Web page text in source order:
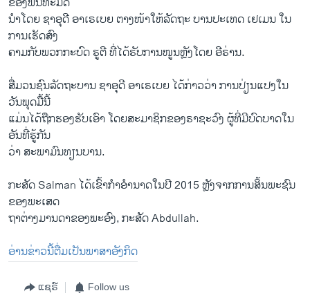
ນຳໂດຍ ຊາອຸດີ ອາເຣເບຍ ຕາງໜ້າໃຫ້ລັດຖະ ບານປະເທດ ເຢເມນ ໃນ
ການເຮັດສົງ
ຄາມກັບພວກກະບົດ ຮູຕີ ທີ່ໄດ້ຮັບການໜູນຫຼັງໂດຍ ອີຣ່ານ.
ສື່ມວນຊົນລັດຖະບານ ຊາອຸດີ ອາເຣເບຍ ໄດ້ກ່າວວ່າ ການປ່ຽນແປງ​ໃນ
ວັນພຸດມື້ນີ້
ແມ່ນໄດ້ຖືກຮອງຮັບເອົາ ໂດຍສະມາຊິກຂອງຣາຊະວົງ ຜູ້ທີ່ມີບົດບາດໃນ
ອັນທີ່ຮູ້ກັນ
ວ່າ ສະພາມົນທຽນບານ.
ກະສັດ Salman ໄດ້ເຂົ້າກຳອຳນາດໃນປີ 2015 ຫຼັງຈາກການສິ້ນພະຊົນ
ຂອງພະ​ເສດ​
ຖາຕ່າງມານດາຂອງພະອົງ, ກະສັດ Abdullah.
ອ່ານຂ່າວນີ້ຕື່ມເປັນພາສາອັງກິດ
ແຊຣ໌ Follow us